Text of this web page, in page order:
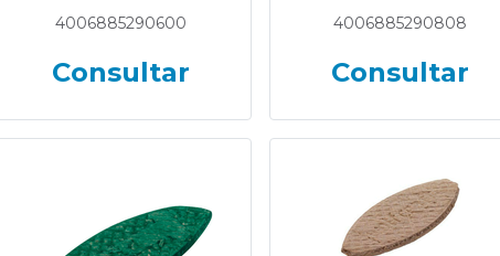
4006885290600
Consultar
4006885290808
Consultar